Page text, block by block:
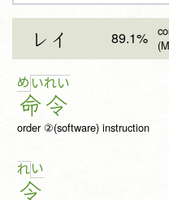
レイ 89.1%
め い
命
れい
令
order ②(software) instruction
れい
令